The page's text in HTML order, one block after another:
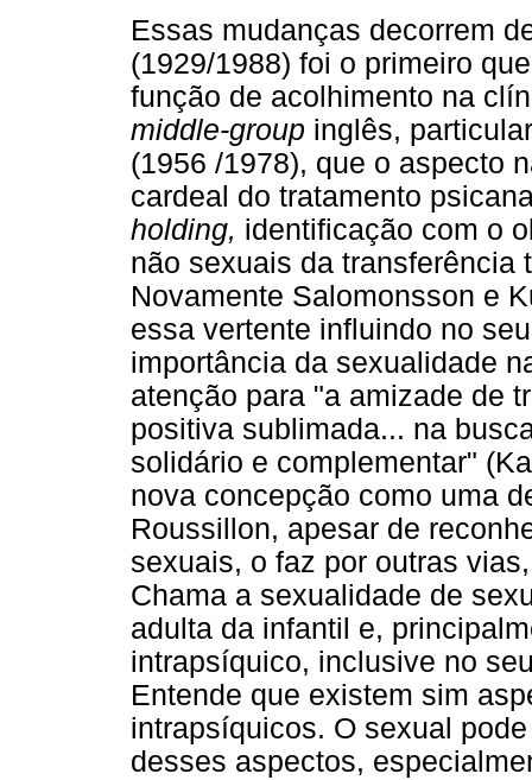
Essas mudanças decorrem
(1929/1988) foi o primeiro
função de acolhimento na
middle-group inglês,
(1956 /1978), que o aspecto
cardeal do tratamento
holding, identificação com o
não sexuais da transferência
Novamente Salomonsson e
essa vertente influindo no
importância da sexualidade
atenção para "a amizade de
positiva sublimada... na
solidário e complementar"
nova concepção como uma
Roussillon, apesar de
sexuais, o faz por outras
Chama a sexualidade de
adulta da infantil e,
intrapsíquico, inclusive no
Entende que existem sim
intrapsíquicos. O sexual
desses aspectos,